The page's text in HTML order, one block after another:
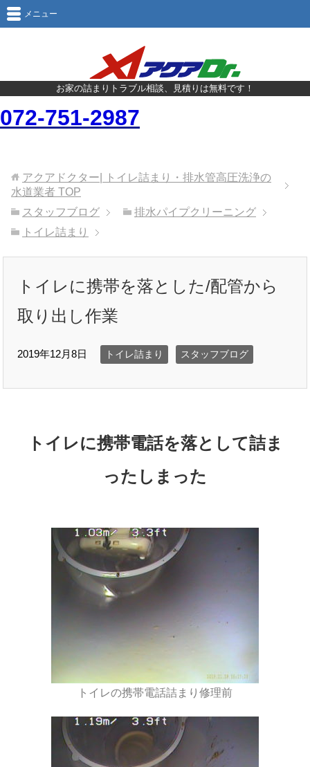
お家の詰まりトラブル相談、見積りは無料です！
072-751-2987
メニュー
アクアドクター| トイレ詰まり・排水管高圧洗浄の
水道業者 TOP
スタッフブログ
排水パイプクリーニング
トイレ詰まり
トイレに携帯を落とした/配管から
取り出し作業
2019年12月8日 トイレ詰まり スタッフブログ
トイレに携帯電話を落として詰ま
ったしまった
トイレの携帯電話詰まり修理前